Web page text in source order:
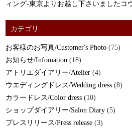
ィング-東京よりお越し下さいましたコ
カテゴリ
お客様のお写真/Customer's Photo (75)
お知らせ/Infomation (18)
アトリエダイアリー/Atelier (4)
ウエディングドレス/Wedding dress (8)
カラードレス/Color dress (10)
ショップダイアリー/Salon Diary (5)
プレスリリース/Press release (3)